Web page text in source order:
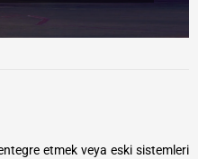
entegre etmek veya eski sistemleri